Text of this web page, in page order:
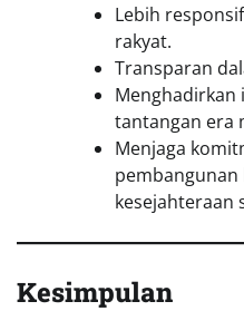
Lebih
rakyat.
Transparan
Menghadirkan
tantangan era
Menjaga
kesejahteraan
Kesimpulan